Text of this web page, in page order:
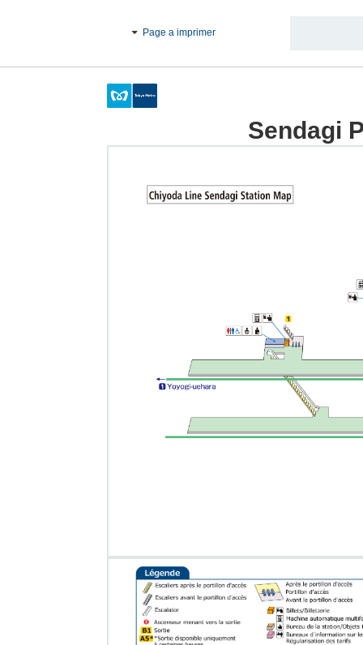
Page a imprimer
Sendagi